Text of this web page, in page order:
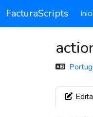
FacturaScripts